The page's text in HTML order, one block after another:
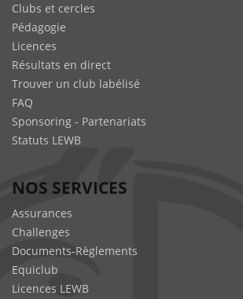
Clubs et cercles
Pédagogie
Licences
Résultats en direct
Trouver un club labélisé
FAQ
Sponsoring - Partenariats
Statuts LEWB
NOS SERVICES
Assurances
Challenges
Documents-Règlements
Equiclub
Licences LEWB